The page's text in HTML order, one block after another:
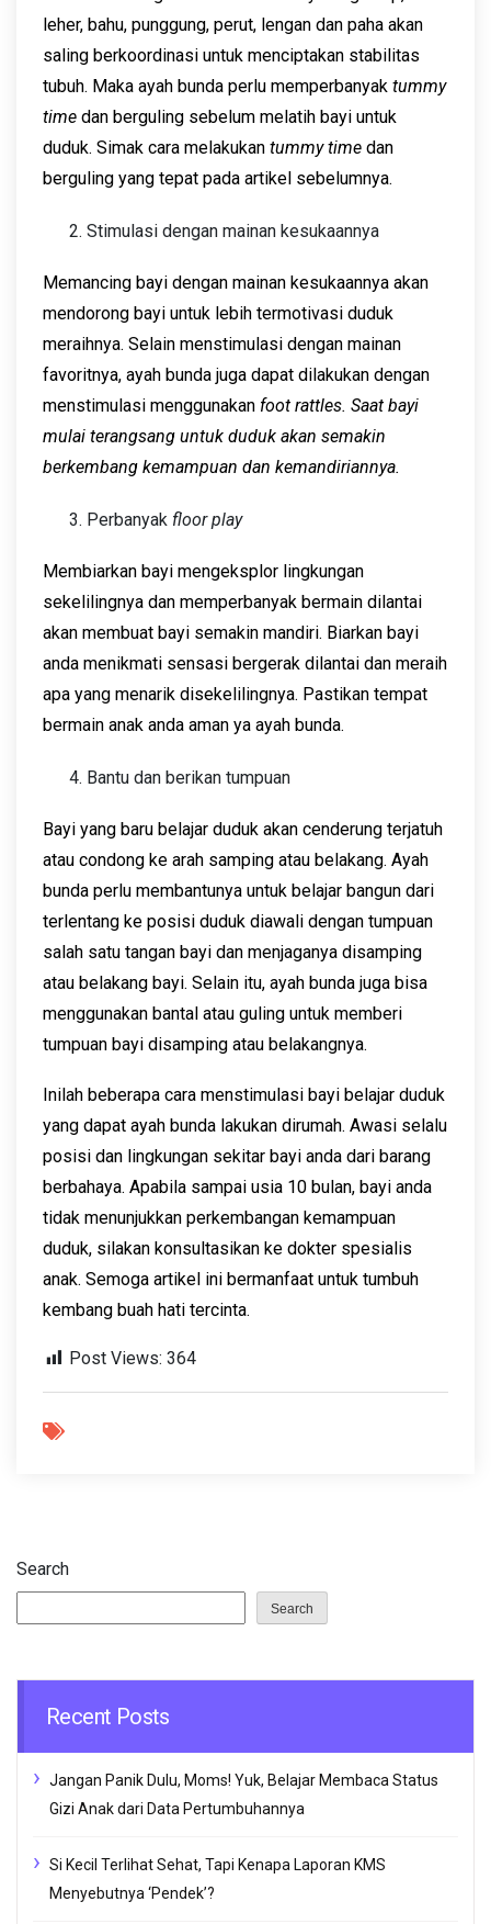
leher, bahu, punggung, perut, lengan dan paha akan
saling berkoordinasi untuk menciptakan stabilitas
tubuh. Maka ayah bunda perlu memperbanyak tummy
time dan berguling sebelum melatih bayi untuk
duduk. Simak cara melakukan tummy time dan
berguling yang tepat pada artikel sebelumnya.
Stimulasi dengan mainan kesukaannya
Memancing bayi dengan mainan kesukaannya akan
mendorong bayi untuk lebih termotivasi duduk
meraihnya. Selain menstimulasi dengan mainan
favoritnya, ayah bunda juga dapat dilakukan dengan
menstimulasi menggunakan foot rattles. Saat bayi
mulai terangsang untuk duduk akan semakin
berkembang kemampuan dan kemandiriannya.
Perbanyak floor play
Membiarkan bayi mengeksplor lingkungan
sekelilingnya dan memperbanyak bermain dilantai
akan membuat bayi semakin mandiri. Biarkan bayi
anda menikmati sensasi bergerak dilantai dan meraih
apa yang menarik disekelilingnya. Pastikan tempat
bermain anak anda aman ya ayah bunda.
Bantu dan berikan tumpuan
Bayi yang baru belajar duduk akan cenderung terjatuh
atau condong ke arah samping atau belakang. Ayah
bunda perlu membantunya untuk belajar bangun dari
terlentang ke posisi duduk diawali dengan tumpuan
salah satu tangan bayi dan menjaganya disamping
atau belakang bayi. Selain itu, ayah bunda juga bisa
menggunakan bantal atau guling untuk memberi
tumpuan bayi disamping atau belakangnya.
Inilah beberapa cara menstimulasi bayi belajar duduk
yang dapat ayah bunda lakukan dirumah. Awasi selalu
posisi dan lingkungan sekitar bayi anda dari barang
berbahaya. Apabila sampai usia 10 bulan, bayi anda
tidak menunjukkan perkembangan kemampuan
duduk, silakan konsultasikan ke dokter spesialis
anak. Semoga artikel ini bermanfaat untuk tumbuh
kembang buah hati tercinta.
Post Views: 364
Search
Search
Recent Posts
Jangan Panik Dulu, Moms! Yuk, Belajar Membaca Status
Gizi Anak dari Data Pertumbuhannya
Si Kecil Terlihat Sehat, Tapi Kenapa Laporan KMS
Menyebutnya ‘Pendek’?